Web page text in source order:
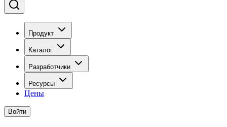
Продукт
Каталог
Разработчики
Ресурсы
Цены
Войти